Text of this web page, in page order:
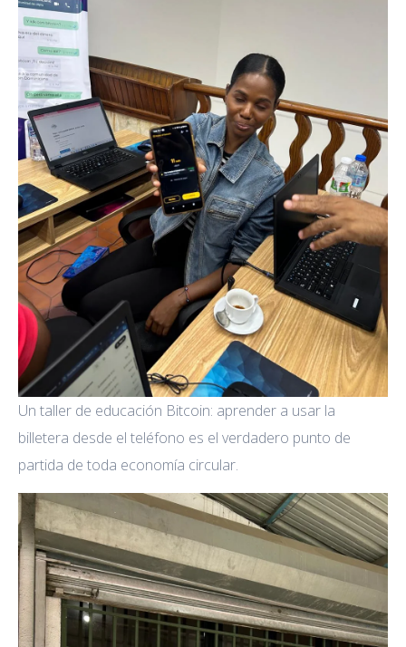
Un taller de educación Bitcoin: aprender a usar la
billetera desde el teléfono es el verdadero punto de
partida de toda economía circular.